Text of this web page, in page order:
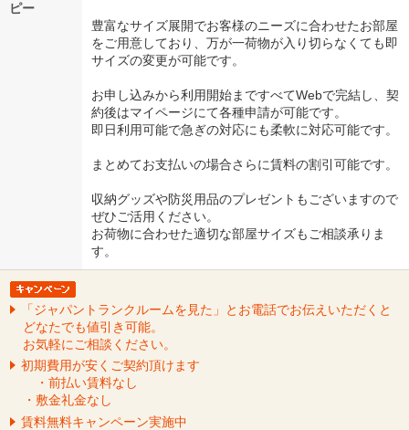
ピー
豊富なサイズ展開でお客様のニーズに合わせたお部屋
をご用意しており、万が一荷物が入り切らなくても即
サイズの変更が可能です。
お申し込みから利用開始まですべてWebで完結し、契
約後はマイページにて各種申請が可能です。
即日利用可能で急ぎの対応にも柔軟に対応可能です。
まとめてお支払いの場合さらに賃料の割引可能です。
収納グッズや防災用品のプレゼントもございますので
ぜひご活用ください。
お荷物に合わせた適切な部屋サイズもご相談承りま
す。
「ジャパントランクルームを見た」とお電話でお伝えいただくと
どなたでも値引き可能。
お気軽にご相談ください。
初期費用が安くご契約頂けます
・前払い賃料なし
・敷金礼金なし
賃料無料キャンペーン実施中